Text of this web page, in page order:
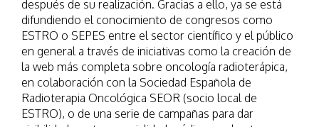
después de su realización. Gracias a ello, ya se está
difundiendo el conocimiento de congresos como
ESTRO o SEPES entre el sector científico y el público
en general a través de iniciativas como la creación de
la web más completa sobre oncología radioterápica,
en colaboración con la Sociedad Española de
Radioterapia Oncológica SEOR (socio local de
ESTRO), o de una serie de campañas para dar